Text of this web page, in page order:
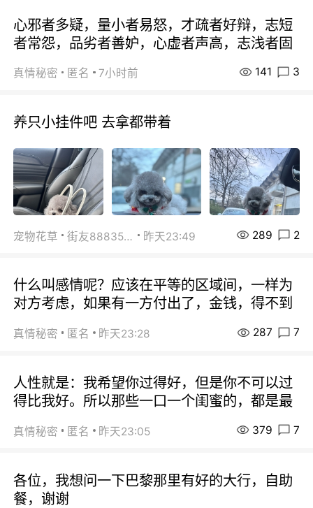
心邪者多疑，量小者易怒，才疏者好辩，志短
者常怨，品劣者善妒，心虚者声高，志浅者固
真情秘密 匿名 7小时前 141 3
养只小挂件吧 去拿都带着
宠物花草 街友88835518 昨天23:49 289 2
什么叫感情呢？应该在平等的区域间，一样为
对方考虑，如果有一方付出了，金钱，得不到
真情秘密 匿名 昨天23:28 287 7
人性就是：我希望你过得好，但是你不可以过
得比我好。所以那些一口一个闺蜜的，都是最
真情秘密 匿名 昨天23:05 379 7
各位，我想问一下巴黎那里有好的大行，自助
餐，谢谢